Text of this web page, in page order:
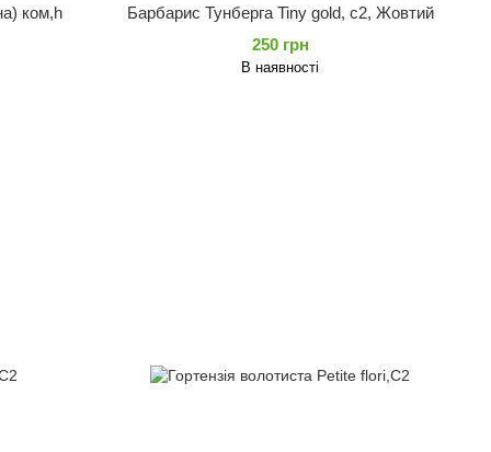
ком,h
Барбарис Тунберга Tiny gold, с2, Жовтий
250 грн
В наявності